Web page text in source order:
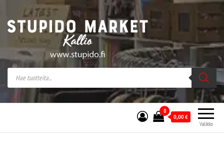
Stupido Market – verkossa ja kivijalassa
Stupido Market on vaihtoehtomusaan
erikoistunut verkko- sekä
kivijalkakauppa Helsingissä Kallion
sydämessä.
Valikko
0
0,00€